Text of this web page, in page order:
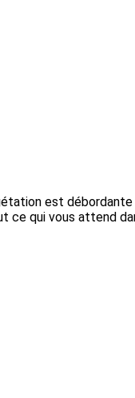
est
ce qui vous attend